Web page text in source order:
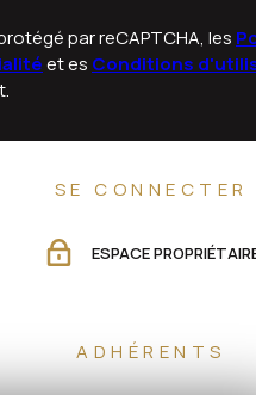
par reCAPTCHA, les
et es Conditions
SE CONNECTER
ESPACE
ADHÉRENTS